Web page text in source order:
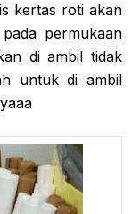
kertas roti akan
permukaan
di ambil tidak
untuk di ambil